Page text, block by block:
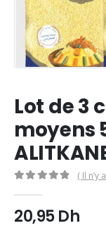
Lot de 3
moyens
( Il n’y
20,95Dh